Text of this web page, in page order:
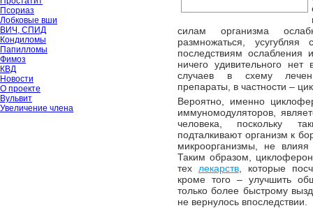
Псориаз
Лобковые вши
ВИЧ, СПИД
Кондиломы
Папилломы
Фимоз
КВД
Новости
О проекте
Вульвит
Увеличение члена
силам организма
размножаться,
последствиям ослабления
ничего удивительного
случаев в схему
препараты, в частности –
Вероятно, именно
иммуномодуляторов,
человека, поскольку
подталкивают организм к
микроорганизмы, не
Таким образом,
тех лекарств, которые
кроме того – улучшить
только более быстрому
не вернулось впоследствии.